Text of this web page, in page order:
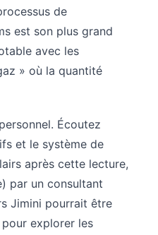
de
est son plus grand
avec les
» où la quantité
Écoutez
et le système de
après cette lecture,
par un consultant
Jimini pourrait être
pour explorer les